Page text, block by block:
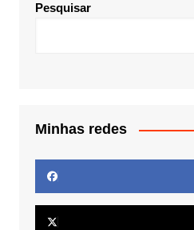
Pesquisar
Minhas redes